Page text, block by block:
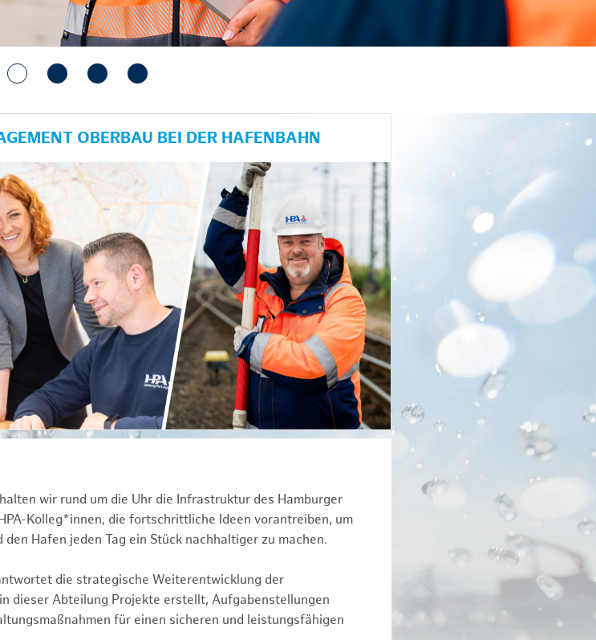
OBERBAU BEI DER HAFENBAHN
wir rund um die Uhr die Infrastruktur des Hamburger
Kolleg*innen, die fortschrittliche Ideen vorantreiben, um
Hafen jeden Tag ein Stück nachhaltiger zu machen.
die strategische Weiterentwicklung der
dieser Abteilung Projekte erstellt, Aufgabenstellungen
für einen sicheren und leistungsfähigen